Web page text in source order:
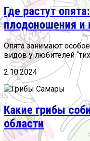
Где растут
плодоношения и
Опята занимают
видов у любителей
2.10.2024
Какие грибы
области